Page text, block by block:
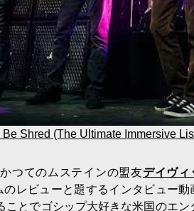
Shred (The Ultimate Immersive
つてのムステインの盟友デイヴィ
のレビューと題するインタビュー
ことでゴシップ大好きな米国のエ